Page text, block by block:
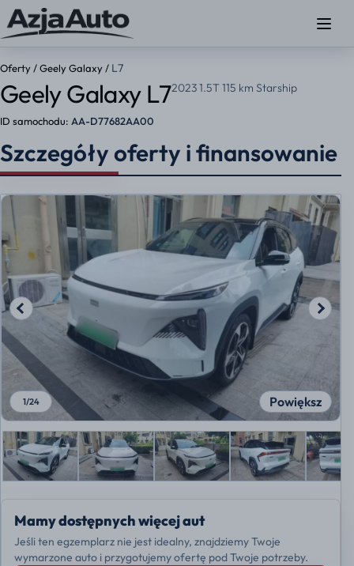
Oferty /Geely Galaxy / L7
Geely Galaxy L72023 1.5T 115 km Starship
ID samochodu: AA-D77682AA00
Szczegóły oferty i finansowanie
Powiększ
1/24
Mamy dostępnych więcej aut
Jeśli ten egzemplarz nie jest idealny, znajdziemy Twoje
wymarzone auto i przygotujemy ofertę pod Twoje potrzeby.